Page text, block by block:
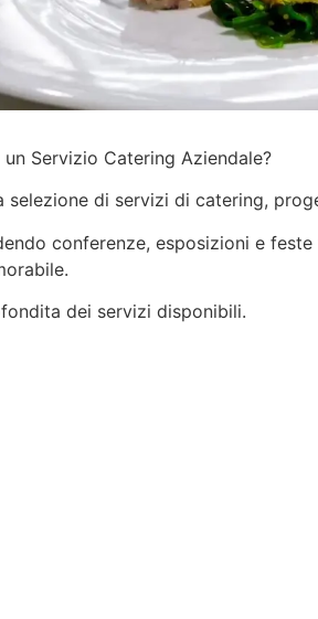
Servizio Catering Aziendale?
di servizi di catering,
conferenze, esposizioni e
dei servizi disponibili.